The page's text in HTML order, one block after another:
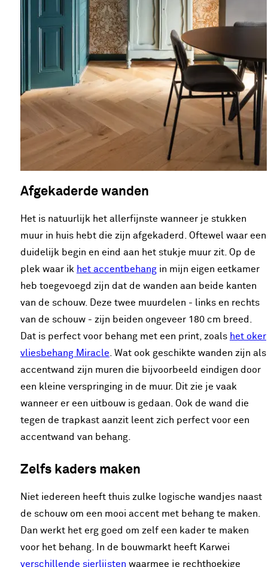
Afgekaderde wanden
Het is natuurlijk het allerfijnste wanneer je stukken
muur in huis hebt die zijn afgekaderd. Oftewel waar een
duidelijk begin en eind aan het stukje muur zit. Op de
plek waar ik het accentbehang in mijn eigen eetkamer
heb toegevoegd zijn dat de wanden aan beide kanten
van de schouw. Deze twee muurdelen - links en rechts
van de schouw - zijn beiden ongeveer 180 cm breed.
Dat is perfect voor behang met een print, zoals het oker
vliesbehang Miracle . Wat ook geschikte wanden zijn als
accentwand zijn muren die bijvoorbeeld eindigen door
een kleine verspringing in de muur. Dit zie je vaak
wanneer er een uitbouw is gedaan. Ook de wand die
tegen de trapkast aanzit leent zich perfect voor een
accentwand van behang.
Zelfs kaders maken
Niet iedereen heeft thuis zulke logische wandjes naast
de schouw om een mooi accent met behang te maken.
Dan werkt het erg goed om zelf een kader te maken
voor het behang. In de bouwmarkt heeft Karwei
verschillende sierlijsten waarmee je rechthoekige